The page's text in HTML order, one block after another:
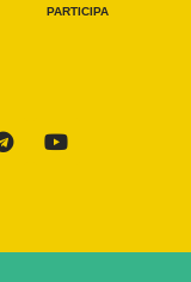
PARTICIPA